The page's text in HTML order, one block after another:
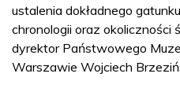
ustalenia dokładnego
chronologii oraz okoliczności
dyrektor Państwowego
Warszawie Wojciech